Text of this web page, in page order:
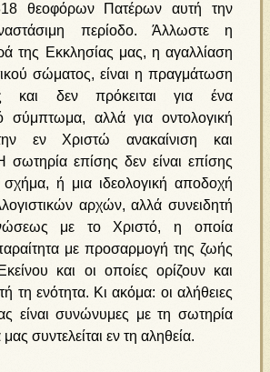
θεοφόρων Πατέρων αυτή την
περίοδο. Άλλωστε η
της Εκκλησίας μας, η αγαλλίαση
σώματος, είναι η πραγμάτωση
και δεν πρόκειται για ένα
σύμπτωμα, αλλά για οντολογική
εν Χριστώ ανακαίνιση και
επίσης δεν είναι επίσης
ή μια ιδεολογική αποδοχή
αρχών, αλλά συνειδητή
με το Χριστό, η οποία
με προσαρμογή της ζωής
και οι οποίες ορίζουν και
τη ενότητα. Κι ακόμα: οι αλήθειες
είναι συνώνυμες με τη σωτηρία
συντελείται εν τη αληθεία.